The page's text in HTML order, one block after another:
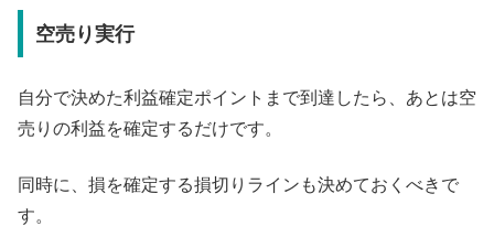
空売り実行
自分で決めた利益確定ポイントまで到達したら、あとは空
売りの利益を確定するだけです。
同時に、損を確定する損切りラインも決めておくべきで
す。